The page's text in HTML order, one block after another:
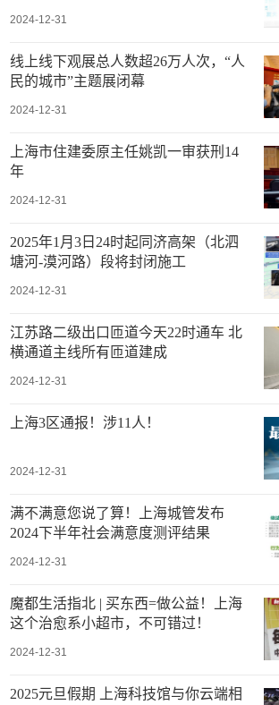
2024-12-31
线上线下观展总人数超26万人次，“人
民的城市”主题展闭幕
2024-12-31
上海市住建委原主任姚凯一审获刑14
年
2024-12-31
2025年1月3日24时起同济高架（北泗
塘河-漠河路）段将封闭施工
2024-12-31
江苏路二级出口匝道今天22时通车 北
横通道主线所有匝道建成
2024-12-31
上海3区通报！涉11人！
2024-12-31
满不满意您说了算！上海城管发布
2024下半年社会满意度测评结果
2024-12-31
魔都生活指北 | 买东西=做公益！上海
这个治愈系小超市，不可错过！
2024-12-31
2025元旦假期 上海科技馆与你云端相